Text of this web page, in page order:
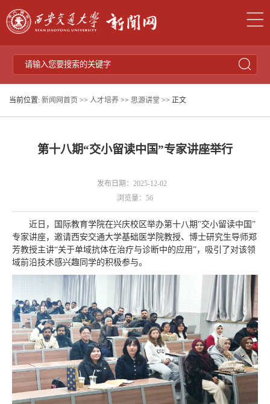
当前位置: 新闻网首页 >> 人才培养 >> 思源讲堂 >> 正文
第十八期“交小留读中国”专家讲座举行
发布日期：2025-12-02
浏览量： 56
近日，国际教育学院在兴庆校区举办第十八期"交小留读中国”
专家讲座，邀请西安交通大学基础医学院教授、博士研究生导师郑
芳教授主讲“关于单域抗体在治疗与诊断中的应用”，吸引了对该领
域前沿技术感兴趣同学的积极参与。